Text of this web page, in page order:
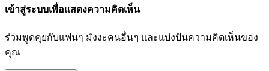
เข้าสู่ระบบเพื่อแสดงความคิดเห็น
ร่วมพูดคุยกับแฟนๆ มังงะคนอื่นๆ และแบ่งปันความคิดเห็นของ
คุณ